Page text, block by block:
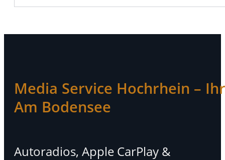
Media Service Hochrhein –
Am Bodensee
Autoradios, Apple CarPlay &